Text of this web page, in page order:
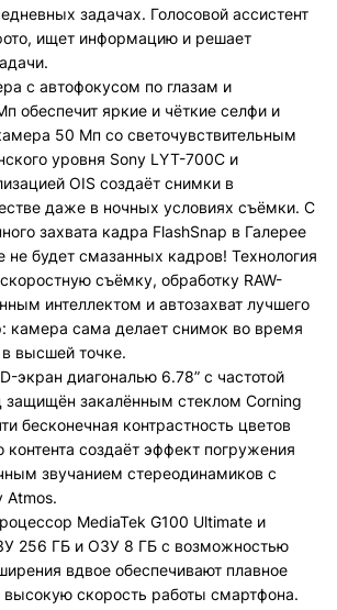
задачах. Голосовой ассистент
ищет информацию и решает
с автофокусом по глазам и
обеспечит яркие и чёткие селфи и
50 Мп со светочувствительным
уровня Sony LYT-700C и
OIS создаёт снимки в
даже в ночных условиях съёмки. С
захвата кадра FlashSnap в Галерее
будет смазанных кадров! Технология
съёмку, обработку RAW-
интеллектом и автозахват лучшего
камера сама делает снимок во время
высшей точке.
экран диагональю 6.78” c частотой
защищён закалённым стеклом Corning
бесконечная контрастность цветов
контента создаёт эффект погружения
звучанием стереодинамиков с
Atmos.
MediaTek G100 Ultimate и
256 ГБ и ОЗУ 8 ГБ с возможностью
вдвое обеспечивают плавное
высокую скорость работы смартфона.